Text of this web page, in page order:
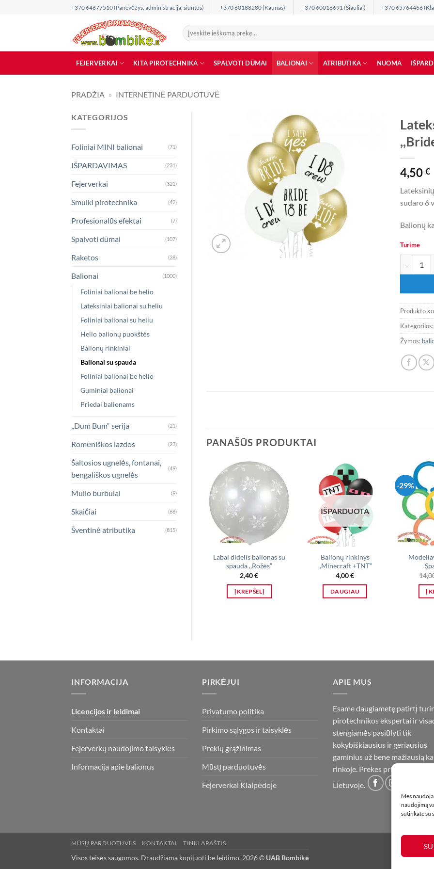
Mes
naudojimą
sutinkate su
+370 64677510 (Panevėžys, administracija, siuntos) +370 60188280 (Kaunas) +370 60016691 (Šiauliai) +370 65764466
Ieškoti:
FEJERVERKAI KITA PIROTECHNIKA SPALVOTI DŪMAI BALIONAI ATRIBUTIKA NUOMA
PRADŽIA » INTERNETINĖ PARDUOTUVĖ
KATEGORIJOS
Foliniai MINI balionai (71)
IŠPARDAVIMAS (231)
Fejerverkai (321)
Smulki pirotechnika (42)
Profesionalūs efektai (7)
Spalvoti dūmai (107)
Raketos (28)
Balionai (1000)
Foliniai balionai be helio
Lateksiniai balionai su heliu
Foliniai balionai su heliu
Helio balionų puokštės
Balionų rinkiniai
Balionai su spauda
Foliniai balionai be helio
Guminiai balionai
Priedai balionams
„Dum Bum“ serija (21)
Romėniškos lazdos (23)
Šaltosios ugnelės, fontanai,
bengališkos ugnelės
(49)
Muilo burbulai (9)
Skaičiai (68)
Šventinė atributika (815)
4,50€
sudaro 6
Balionų
Turime
Produkto
Kategorijos:
Žymos:
PANAŠŪS PRODUKTAI
Labai didelis balionas su
spauda ,,Rožės”
2,40€
Į KREPŠELĮ
IŠPARDUOTA
Balionų rinkinys
,,Minecraft +TNT”
4,00€
DAUGIAU
-29%
Į
INFORMACIJA
Licencijos ir leidimai
Kontaktai
Fejerverkų naudojimo taisyklės
Informacija apie balionus
PIRKĖJUI
Privatumo politika
Pirkimo sąlygos ir taisyklės
Prekių grąžinimas
Mūsų parduotuvės
Fejerverkai Klaipėdoje
APIE MUS
Esame daugiametę patirtį
pirotechnikos ekspertai ir
stengiamės pasiūlyti tik
kokybiškiausius ir geriausius
gaminius už bene mažiausią
rinkoje. Prekes pristatome
Lietuvoje.
MŪSŲ PARDUOTUVĖS KONTAKTAI TINKLARAŠTIS
Visos teisės saugomos. Draudžiama kopijuoti be leidimo. 2026 © UAB Bombikė